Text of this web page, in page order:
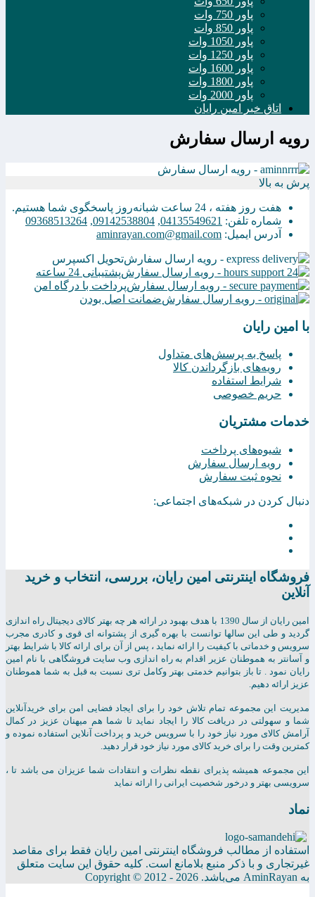
پاور 750 وات
پاور 850 وات
پاور 1050 وات
پاور 1250 وات
پاور 1600 وات
پاور 1800 وات
پاور 2000 وات
اتاق خبر امین رایان
رویه ارسال سفارش
پرش به بالا
هفت روز هفته ، 24 ساعت شبانه‌روز پاسخگوی شما هستیم.
شماره تلفن: 04135549621
,
09142538804
,
09368513264
آدرس ایمیل: aminrayan.com@gmail.com
تحویل اکسپرس
پشتیبانی 24 ساعته
پرداخت با درگاه امن
ضمانت اصل بودن
با امین رایان
پاسخ به پرسش‌های متداول
رویه‌های بازگرداندن کالا
شرایط استفاده
حریم خصوصی
خدمات مشتریان
شیوه‌های پرداخت
رویه ارسال سفارش
نحوه ثبت سفارش
دنبال کردن در شبکه‌های اجتماعی:
فروشگاه اینترنتی امين رايان، بررسی، انتخاب و خرید
آنلاین
امين رايان از سال 1390 با هدف بهبود در ارائه هر چه بهتر کالای دیجیتال راه اندازی
گردید و طی این سالها توانست با بهره گیری از پشتوانه ای قوی و کادری مجرب
سرویس و خدماتی با کیفیت را ارائه نماید ، پس از آن برای ارائه کالا با شرایط بهتر
و آسانتر به هموطنان عزیر اقدام به راه اندازی وب سایت فروشگاهی با نام امین
رایان نمود . تا باز بتوانیم خدمتی بهتر وکامل تری نسبت به قبل به شما هموطنان
عزیز ارائه دهیم.
مدیریت این مجموعه تمام تلاش خود را برای ایجاد فضایی امن برای خریدآنلاین
شما و سهولتی در دریافت کالا را ایجاد نماید تا شما هم میهنان عزیز در کمال
آرامش کالای مورد نیاز خود را با سرویس خرید و پرداخت آنلاین استفاده نموده و
کمترین وقت را برای خرید کالای مورد نیاز خود قرار دهید.
این مجموعه همیشه پذیرای نقطه نظرات و انتقادات شما عزیزان می باشد تا ،
سرویسی بهتر و درخور شخصیت ایرانی را ارائه نماید
نماد
استفاده از مطالب فروشگاه اینترنتی امین رایان فقط برای مقاصد
غیرتجاری و با ذکر منبع بلامانع است. کلیه حقوق این سایت متعلق
به AminRayan می‌باشد. Copyright © 2012 - 2026